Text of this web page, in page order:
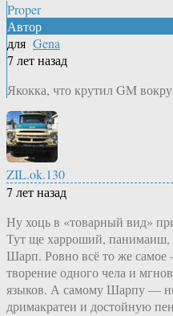
Proper
Автор
для Gena
7 лет назад
Якокка, что крутил GM
ZIL.ok.130
7 лет назад
Ну хоць в «товарный вид»
Тут ще харроший,
Шарп. Ровно всё то же
творение одного чела и
языков. А самому Шарпу —
дримакратеи и достойную